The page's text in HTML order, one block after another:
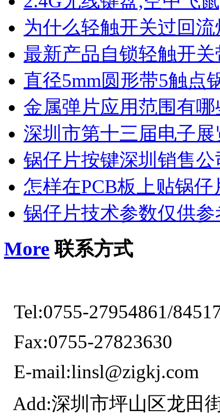
为什么轻触开关过回流
最新产品自锁轻触开
直径5mm圆形带5触点
金属弹片应用范围有哪
深圳市第十三届电子展
锅仔片按键深圳销售公
怎样在PCB板上贴锅仔
锅仔片技术参数仅供参
More 联系方式
Tel:0755-27954861/
Fax:0755-27823630
E-mail:linsl@zigkj.com
Add:深圳市坪山区龙田